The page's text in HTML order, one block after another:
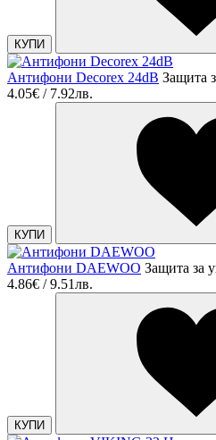
КУПИ
Антифони Decorex 24dB Защита
4.05€ / 7.92лв.
КУПИ
Антифони DAEWOO Защита за
4.86€ / 9.51лв.
КУПИ